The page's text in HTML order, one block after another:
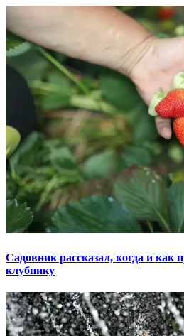
Садовник рассказал, когда и как
клубнику